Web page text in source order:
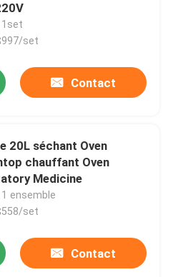
1set
set
Contact
20L séchant Oven
chauffant Oven
Medicine
1 ensemble
set
Contact